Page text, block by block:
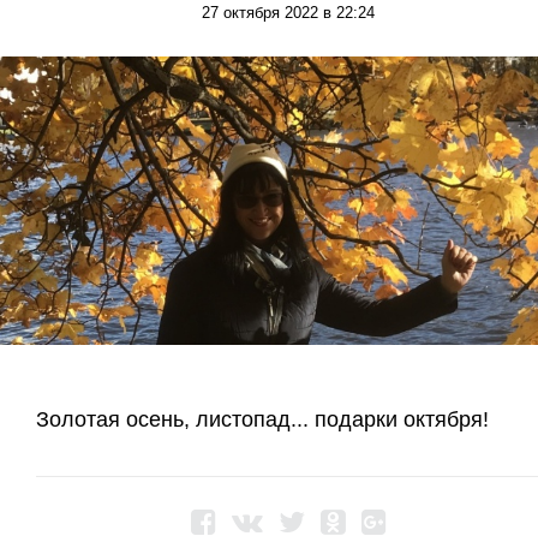
27 октября 2022 в 22:24
Золотая осень, листопад... подарки октября!